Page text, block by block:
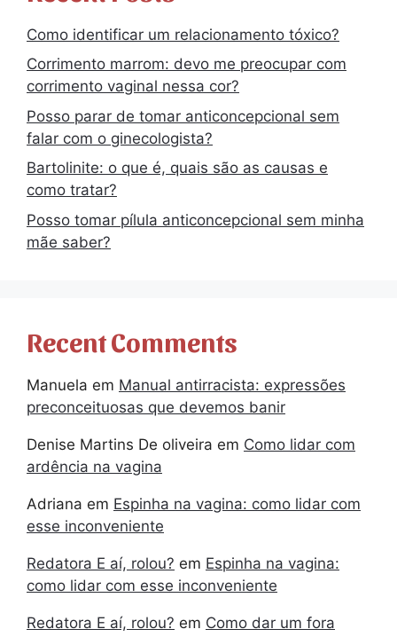
Como identificar um relacionamento tóxico?
Corrimento marrom: devo me preocupar com
corrimento vaginal nessa cor?
Posso parar de tomar anticoncepcional sem
falar com o ginecologista?
Bartolinite: o que é, quais são as causas e
como tratar?
Posso tomar pílula anticoncepcional sem minha
mãe saber?
Recent Comments
Manuela em Manual antirracista: expressões
preconceituosas que devemos banir
Denise Martins De oliveira em Como lidar com
ardência na vagina
Adriana em Espinha na vagina: como lidar com
esse inconveniente
Redatora E aí, rolou? em Espinha na vagina:
como lidar com esse inconveniente
Redatora E aí, rolou? em Como dar um fora